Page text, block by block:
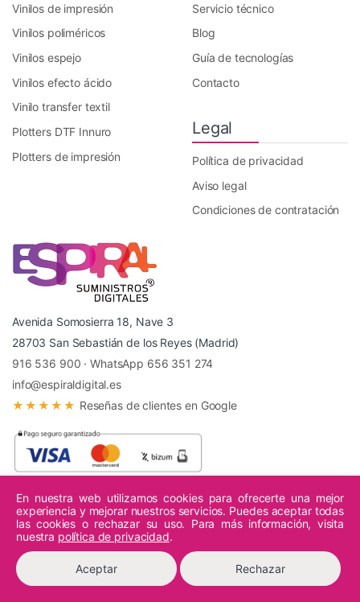
Vinilos de impresión
Vinilos poliméricos
Vinilos espejo
Vinilos efecto ácido
Vinilo transfer textil
Plotters DTF Innuro
Plotters de impresión
Servicio técnico
Blog
Guía de tecnologías
Contacto
Legal
Política de privacidad
Aviso legal
Condiciones de contratación
Avenida Somosierra 18, Nave 3
28703 San Sebastián de los Reyes (Madrid)
916 536 900 ·WhatsApp 656 351 274
info@espiraldigital.es
★★★★★ Reseñas de clientes en Google
© 2026 Espiral Digital - Todos los derechos reservados.
En nuestra web utilizamos cookies para ofrecerte una mejor
experiencia y mejorar nuestros servicios. Puedes aceptar todas
las cookies o rechazar su uso. Para más información, visita
nuestra política de privacidad.
Aceptar Rechazar